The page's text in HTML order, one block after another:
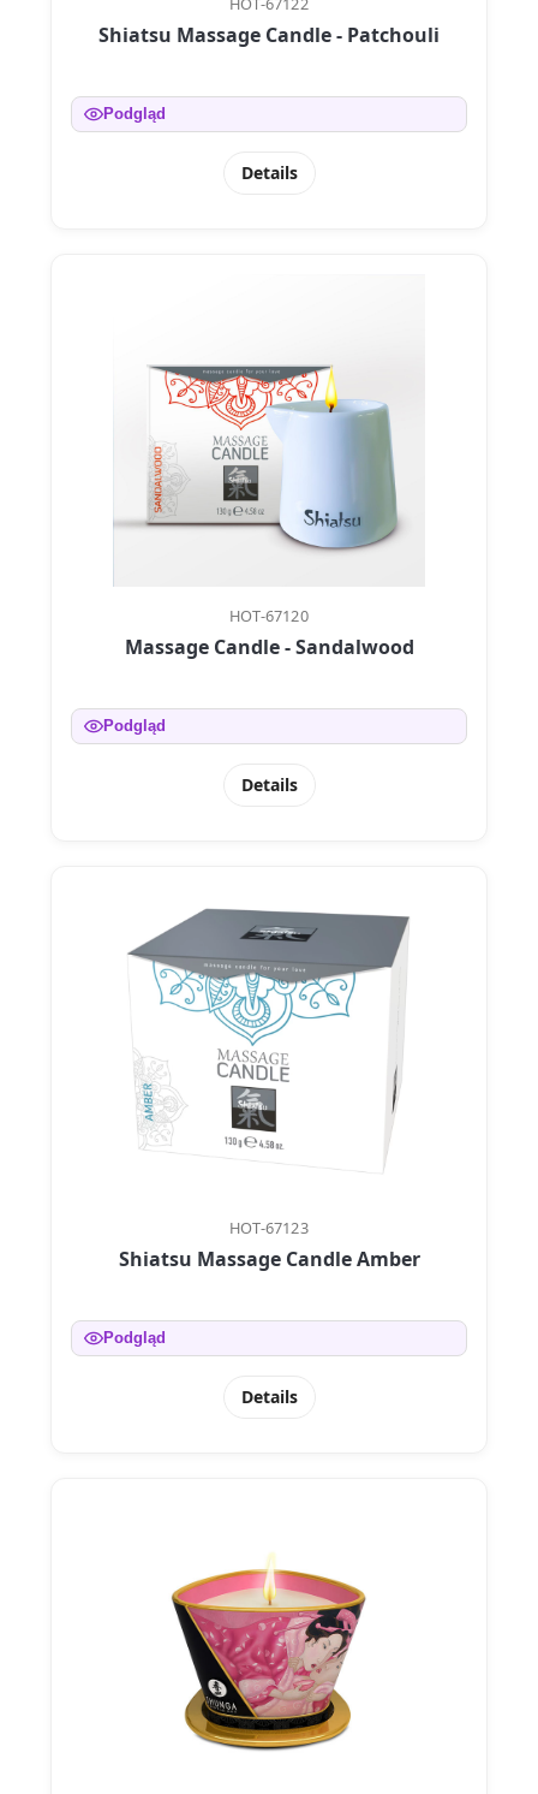
Shiatsu Massage Candle - Patchouli
Podgląd
Details
HOT-67120
Massage Candle - Sandalwood
Podgląd
Details
HOT-67123
Shiatsu Massage Candle Amber
Podgląd
Details